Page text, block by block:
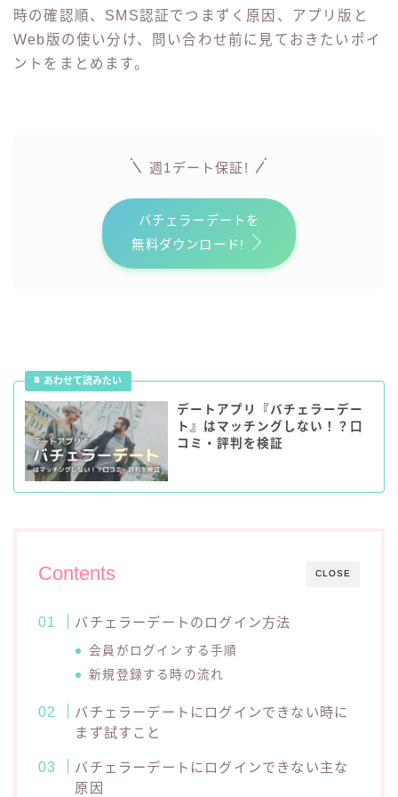
時の確認順、SMS認証でつまずく原因、アプリ版と
Web版の使い分け、問い合わせ前に見ておきたいポイ
ントをまとめます。
週1デート保証!
バチェラーデートを
無料ダウンロード!
デートアプリ『バチェラーデー
ト』はマッチングしない！？口
コミ・評判を検証
CLOSE
Contents
バチェラーデートのログイン方法
会員がログインする手順
新規登録する時の流れ
バチェラーデートにログインできない時に
まず試すこと
バチェラーデートにログインできない主な
原因